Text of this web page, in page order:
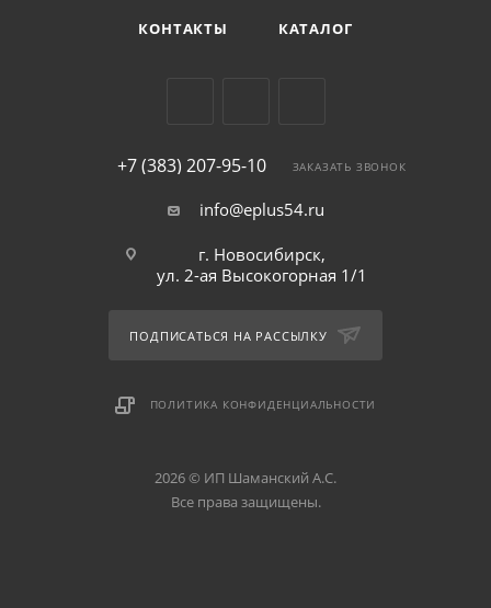
КОНТАКТЫ
КАТАЛОГ
+7 (383) 207-95-10 ЗАКАЗАТЬ ЗВОНОК
info@eplus54.ru
г. Новосибирск,
ул. 2-ая Высокогорная 1/1
ПОДПИСАТЬСЯ НА РАССЫЛКУ
ПОЛИТИКА КОНФИДЕНЦИАЛЬНОСТИ
2026 © ИП Шаманский А.С.
Все права защищены.